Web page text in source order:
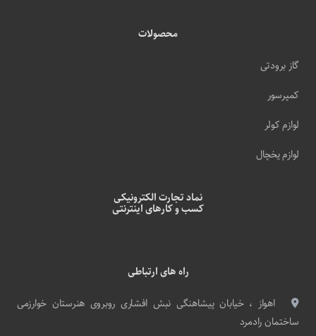
محصولات
گاز برودتی
کمپرسور
لوازم کولر
لوازم یخچال
نماد تجارت الکترونیکی
کسب و کارهای اینترنتی
راه های ارتباطی
اهواز ، خیابان پیشاهنگی نبش افشاری روبروی هنرستان خوارزمی
ساختمان رادمرد